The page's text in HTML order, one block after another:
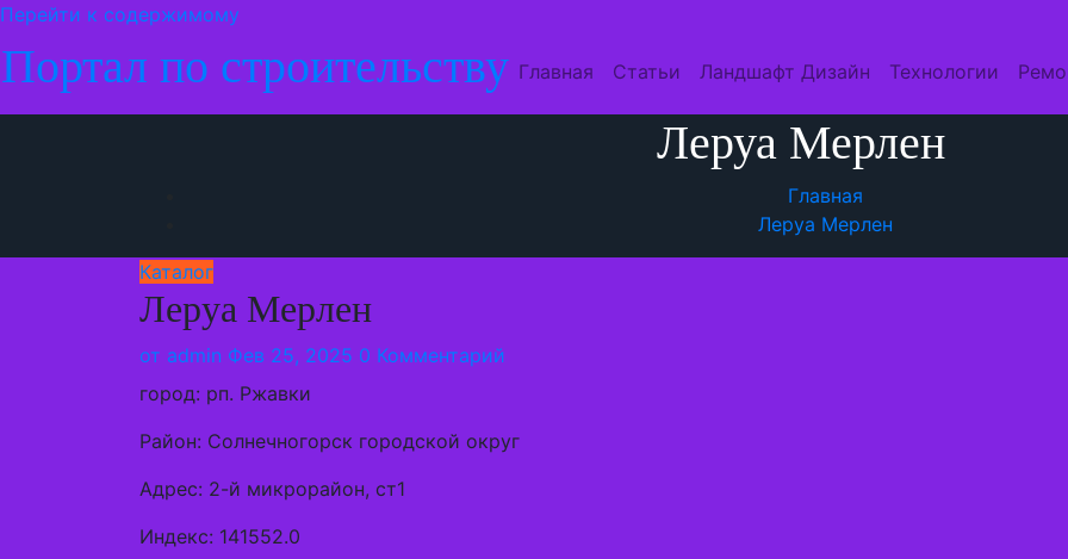
Перейти к содержимому
Портал по строительству Главная Статьи Ландшафт Дизайн Технологии
Леруа Мерлен
Главная
Леруа Мерлен
Каталог
Леруа Мерлен
от admin Фев 25, 2025 0 Комментарий
город: рп. Ржавки
Район: Солнечногорск городской округ
Адрес: 2-й микрорайон, ст1
Индекс: 141552.0